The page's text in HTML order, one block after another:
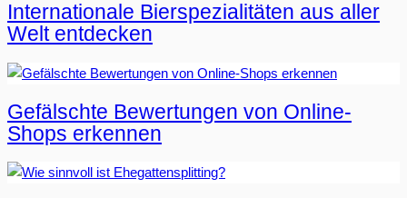
Internationale Bierspezialitäten aus aller
Welt entdecken
Gefälschte Bewertungen von Online-
Shops erkennen